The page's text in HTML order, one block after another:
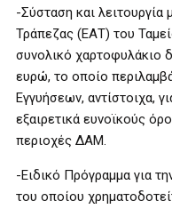
-Σύσταση και
Τράπεζας (ΕΑΤ) του
συνολικό χαρτοφυλάκιο
ευρώ, το οποίο
Εγγυήσεων, αντίστοιχα,
εξαιρετικά ευνοϊκούς
περιοχές ΔΑΜ.
-Ειδικό Πρόγραμμα για
του οποίου